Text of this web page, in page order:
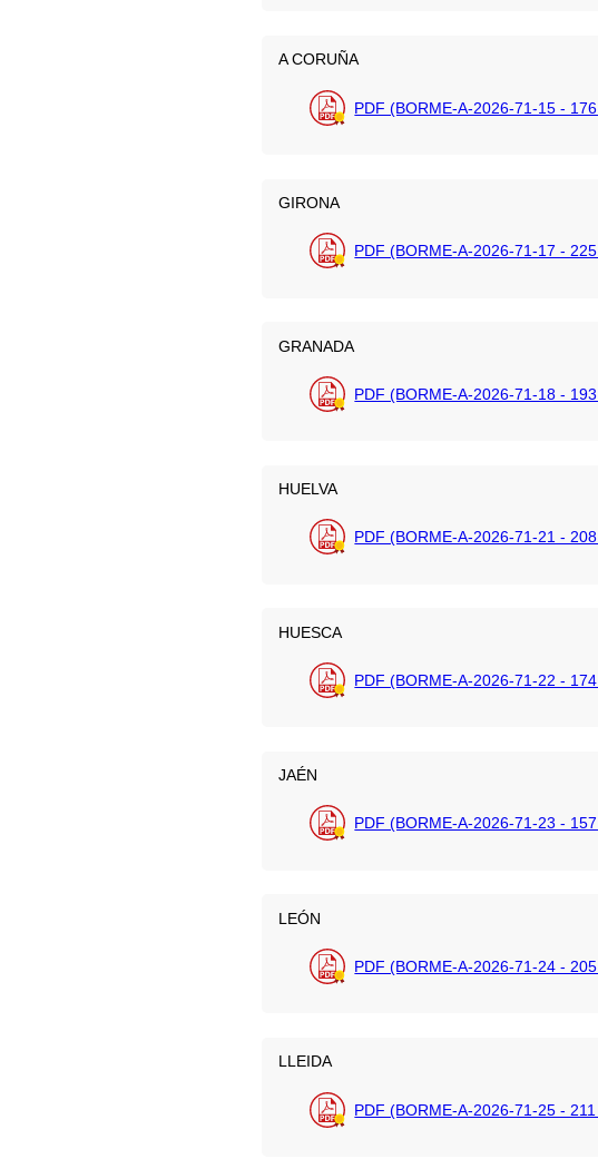
A CORUÑA
PDF (BORME-A-2026-71-15 - 176
GIRONA
PDF (BORME-A-2026-71-17 - 225
GRANADA
PDF (BORME-A-2026-71-18 - 193
HUELVA
PDF (BORME-A-2026-71-21 - 208
HUESCA
PDF (BORME-A-2026-71-22 - 174
JAÉN
PDF (BORME-A-2026-71-23 - 157
LEÓN
PDF (BORME-A-2026-71-24 - 205
LLEIDA
PDF (BORME-A-2026-71-25 - 211